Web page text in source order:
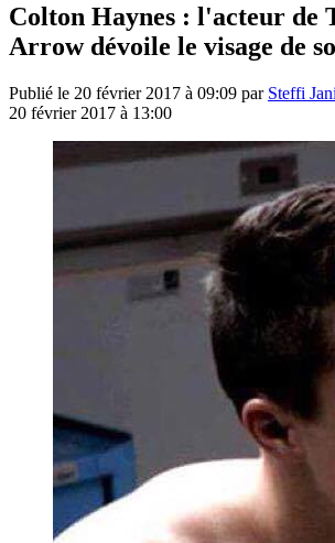
Colton Haynes : l'acteur de
Arrow dévoile le visage de
Publié le 20 février 2017 à 09:09 par Steffi
20 février 2017 à 13:00